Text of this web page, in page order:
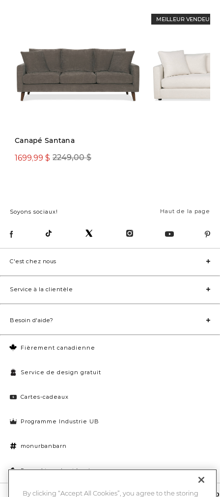
Canapé Santana
2249,00 $
1699,99 $
MEILLEUR VENDEUR
Haut de la page
Soyons sociaux!
Fièrement canadienne
Service de design gratuit
Cartes-cadeaux
Programme Industrie UB
monurbanbarn
Paramètres des témoins
C'est chez nous
Service à la clientèle
Besoin d'aide?
10 % de rabais et la chance de gagner une carte-cadeau UB de 1000
By clicking “Accept All Cookies”, you agree to the storing